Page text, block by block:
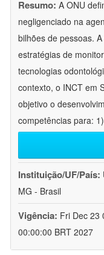
Resumo: A ONU
negligenciado na
bilhões de pessoas.
estratégias de
tecnologias
contexto, o INCT em
objetivo o
competências para: 1)
Instituição/UF/País:
MG - Brasil
Vigência: Fri Dec 23
00:00:00 BRT 2027